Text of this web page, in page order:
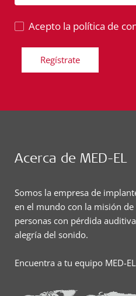
Acepto la política de
Regístrate
Acerca de MED-EL
Somos la empresa de
en el mundo con la misión de
personas con pérdida
alegría del sonido.
Encuentra a tu equipo MED-